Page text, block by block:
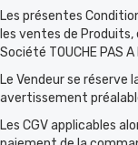
Les présentes
les ventes de
Société TOUCHE PAS A
Le Vendeur se réserve
avertissement
Les CGV applicables